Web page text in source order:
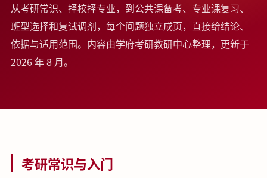
从考研常识、择校择专业，到公共课备考、专业课复习、
班型选择和复试调剂，每个问题独立成页，直接给结论、
依据与适用范围。内容由学府考研教研中心整理，更新于
2026 年 8 月。
考研常识与入门